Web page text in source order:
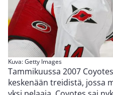
Kuva: Getty Images
Tammikuussa 2007
keskenään treidistä, jossa